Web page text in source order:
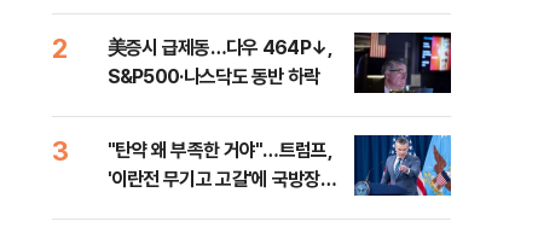
2
美증시 급제동…다우 464P↓,
S&P500·나스닥도 동반 하락
3
"탄약 왜 부족한 거야"…트럼프,
'이란전 무기고 고갈'에 국방장관